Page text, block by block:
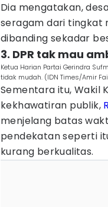
Dia mengatakan,
seragam dari tingkat
dibanding sekadar
3. DPR tak mau
Ketua Harian Partai Gerindra
tidak mudah. (IDN Times/Amir
Sementara itu, Wakil
kekhawatiran publik,
menjelang batas
pendekatan seperti
kurang berkualitas.